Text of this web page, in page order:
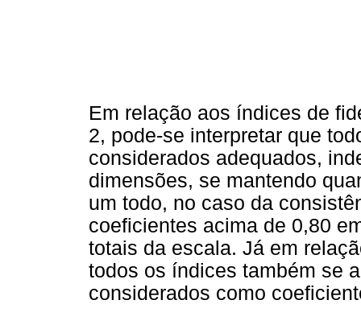
Em relação aos índices de
2, pode-se interpretar que
considerados adequados,
dimensões, se mantendo
um todo, no caso da
coeficientes acima de 0,80
totais da escala. Já em
todos os índices também se
considerados como